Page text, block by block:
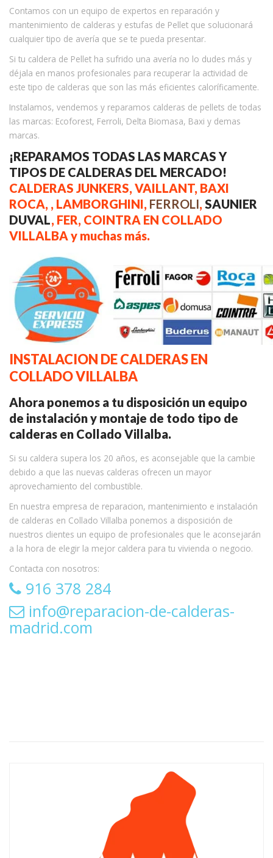
Contamos con un equipo de expertos en reparación y
mantenimiento de calderas y estufas de Pellet que solucionará
cualquier tipo de avería que se te pueda presentar.
Si tu caldera de Pellet ha sufrido una avería no lo dudes más y
déjala en manos profesionales para recuperar la actividad de
este tipo de calderas que son las más eficientes caloríficamente.
Instalamos, vendemos y reparamos calderas de pellets de todas
las marcas: Ecoforest, Ferroli, Delta Biomasa, Baxi y demas
marcas.
¡REPARAMOS TODAS LAS MARCAS Y
TIPOS DE CALDERAS DEL MERCADO!
CALDERAS JUNKERS, VAILLANT, BAXI
ROCA, , LAMBORGHINI, FERROLI, SAUNIER
DUVAL, FER, COINTRA EN COLLADO
VILLALBA y muchas más.
INSTALACION DE CALDERAS EN
COLLADO VILLALBA
Ahora ponemos a tu disposición un equipo
de instalación y montaje de todo tipo de
calderas en Collado Villalba.
Si su caldera supera los 20 años, es aconsejable que la cambie
debido a que las nuevas calderas ofrecen un mayor
aprovechamiento del combustible.
En nuestra empresa de reparacion, mantenimiento e instalación
de calderas en Collado Villalba ponemos a disposición de
nuestros clientes un equipo de profesionales que le aconsejarán
a la hora de elegir la mejor caldera para tu vivienda o negocio.
Contacta con nosotros:
916 378 284
info@reparacion-de-calderas-
madrid.com